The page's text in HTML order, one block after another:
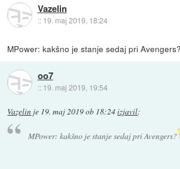
Vazelin
:: 19. maj 2019, 18:24
MPower: kakšno je stanje sedaj pri Avengers?
oo7
:: 19. maj 2019, 19:54
Vazelin je 19. maj 2019 ob 18:24izjavil:
MPower: kakšno je stanje sedaj pri Avengers?